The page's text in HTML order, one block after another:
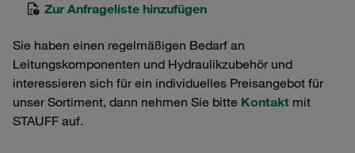
Zur Anfrageliste hinzufügen
Sie haben einen regelmäßigen Bedarf an
Leitungskomponenten und Hydraulikzubehör und
interessieren sich für ein individuelles Preisangebot für
unser Sortiment, dann nehmen Sie bitte Kontakt mit
STAUFF auf.